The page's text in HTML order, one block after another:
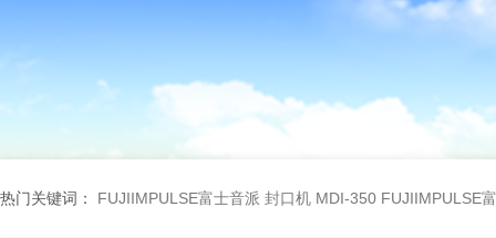
热门关键词： FUJIIMPULSE富士音派 封口机 MDI-350 FUJIIMPULSE